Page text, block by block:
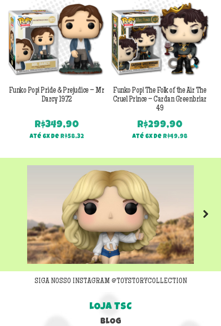
Funko Pop! Pride & Prejudice – Mr
Darcy 1972
R$349,90
Até 6x de R$58,32
Funko Pop! The Folk of the Air The
Cruel Prince – Cardan Greenbriar
49
R$299,90
Até 6x de R$49,98
Next
SIGA NOSSO INSTAGRAM @TOYSTORYCOLLECTION
LOJA TSC
BLOG